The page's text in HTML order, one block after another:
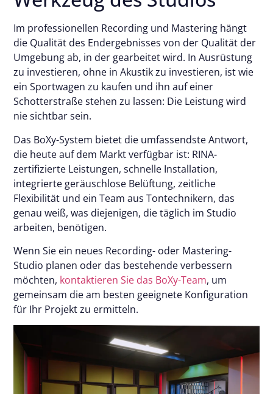
Im professionellen Recording und Mastering hängt
die Qualität des Endergebnisses von der Qualität der
Umgebung ab, in der gearbeitet wird. In Ausrüstung
zu investieren, ohne in Akustik zu investieren, ist wie
ein Sportwagen zu kaufen und ihn auf einer
Schotterstraße stehen zu lassen: Die Leistung wird
nie sichtbar sein.
Das BoXy-System bietet die umfassendste Antwort,
die heute auf dem Markt verfügbar ist: RINA-
zertifizierte Leistungen, schnelle Installation,
integrierte geräuschlose Belüftung, zeitliche
Flexibilität und ein Team aus Tontechnikern, das
genau weiß, was diejenigen, die täglich im Studio
arbeiten, benötigen.
Wenn Sie ein neues Recording- oder Mastering-
Studio planen oder das bestehende verbessern
möchten, kontaktieren Sie das BoXy-Team, um
gemeinsam die am besten geeignete Konfiguration
für Ihr Projekt zu ermitteln.